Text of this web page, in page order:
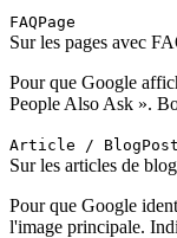
FAQPage
Sur les pages avec
Pour que Google
People Also Ask ».
Article /
Sur les articles de blog
Pour que Google
l'image principale.